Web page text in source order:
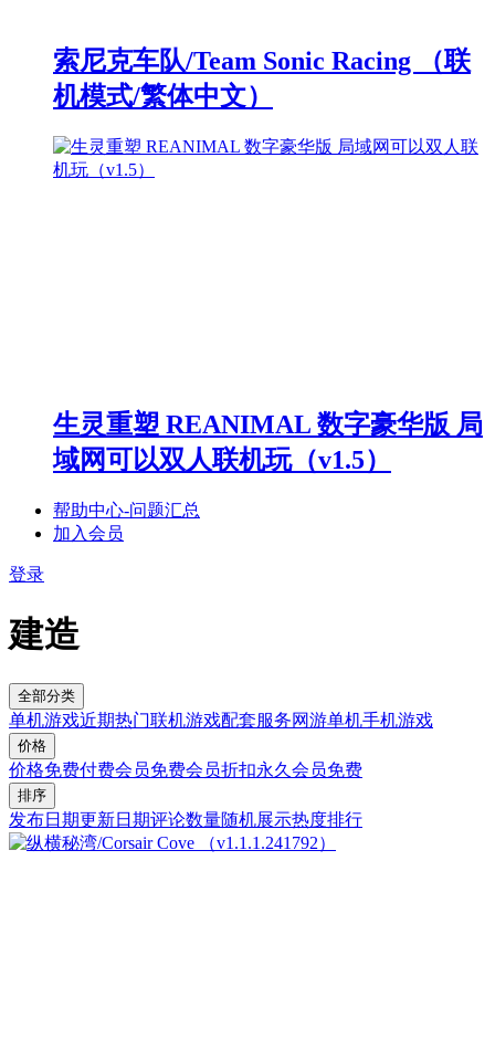
索尼克车队/Team Sonic Racing （联
机模式/繁体中文）
生灵重塑 REANIMAL 数字豪华版 局
域网可以双人联机玩（v1.5）
帮助中心-问题汇总
加入会员
登录
建造
全部分类
单机游戏近期热门联机游戏配套服务网游单机手机游戏
价格
价格免费付费会员免费会员折扣永久会员免费
排序
发布日期更新日期评论数量随机展示热度排行